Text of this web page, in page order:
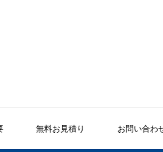
無料お見積り お問い合わせ